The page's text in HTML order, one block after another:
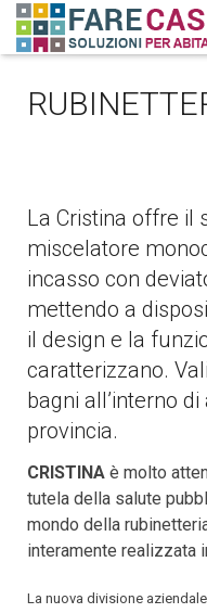
LAVORI
PROMOZIONI
PARTNER
CONTATTI
La Cristina offre il
miscelatore
incasso con
mettendo a
il design e la
caratterizzano.
bagni all’interno
provincia.
CRISTINA è molto
tutela della salute
mondo della
interamente realizzata
La nuova divisione